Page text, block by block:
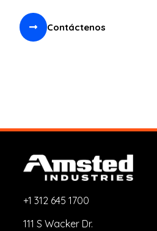
Contáctenos
+1 312 645 1700
111 S Wacker Dr.